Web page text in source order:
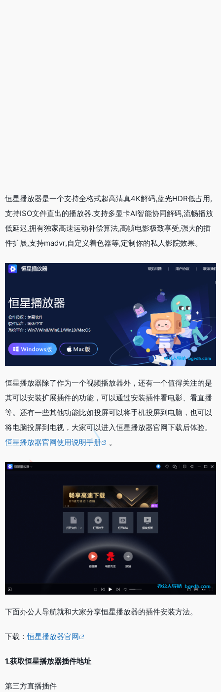
恒星播放器是一个支持全格式超高清真4K解码,蓝光HDR低占用,
支持ISO文件直出的播放器.支持多显卡AI智能协同解码,流畅播放
低延迟,拥有独家高速运动补偿算法,高帧电影极致享受,强大的插
件扩展,支持madvr,自定义着色器等,定制你的私人影院效果。
恒星播放器除了作为一个视频播放器外，还有一个值得关注的是
其可以安装扩展插件的功能，可以通过安装插件看电影、看直播
等。还有一些其他功能比如投屏可以将手机投屏到电脑，也可以
将电脑投屏到电视，大家可以进入恒星播放器官网下载后体验。
恒星播放器官网使用说明手册
。
下面办公人导航就和大家分享恒星播放器的插件安装方法。
下载：恒星播放器官网
1.获取恒星播放器插件地址
第三方直播插件